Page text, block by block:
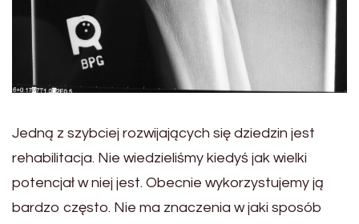
Jedną z szybciej rozwijających się dziedzin jest
rehabilitacja. Nie wiedzieliśmy kiedyś jak wielki
potencjał w niej jest. Obecnie wykorzystujemy ją
bardzo często. Nie ma znaczenia w jaki sposób